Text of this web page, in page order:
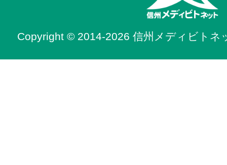
Copyright © 2014-2026 信州メディビトネ